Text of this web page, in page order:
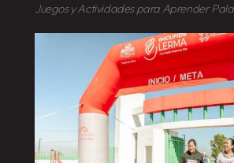
Juegos y Actividades para Aprender